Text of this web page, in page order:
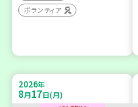
ボランティア
2026年
8月17日(月)